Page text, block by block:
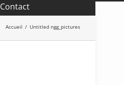
Contact
Accueil / Untitled ngg_pictures